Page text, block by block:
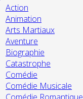
Action
Animation
Arts Martiaux
Aventure
Biographie
Catastrophe
Comédie
Comédie Musicale